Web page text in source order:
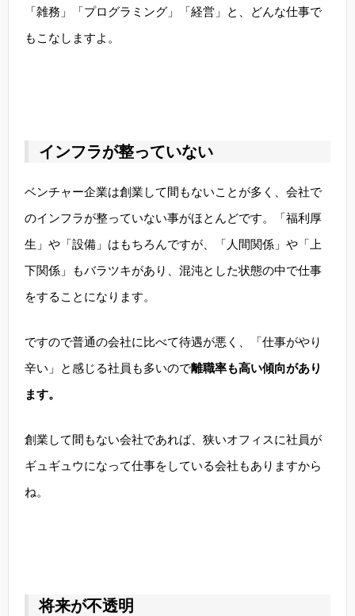
「雑務」「プログラミング」「経営」と、どんな仕事で
もこなしますよ。
インフラが整っていない
ベンチャー企業は創業して間もないことが多く、会社で
のインフラが整っていない事がほとんどです。「福利厚
生」や「設備」はもちろんですが、「人間関係」や「上
下関係」もバラツキがあり、混沌とした状態の中で仕事
をすることになります。
ですので普通の会社に比べて待遇が悪く、「仕事がやり
辛い」と感じる社員も多いので離職率も高い傾向があり
ます。
創業して間もない会社であれば、狭いオフィスに社員が
ギュギュウになって仕事をしている会社もありますから
ね。
将来が不透明